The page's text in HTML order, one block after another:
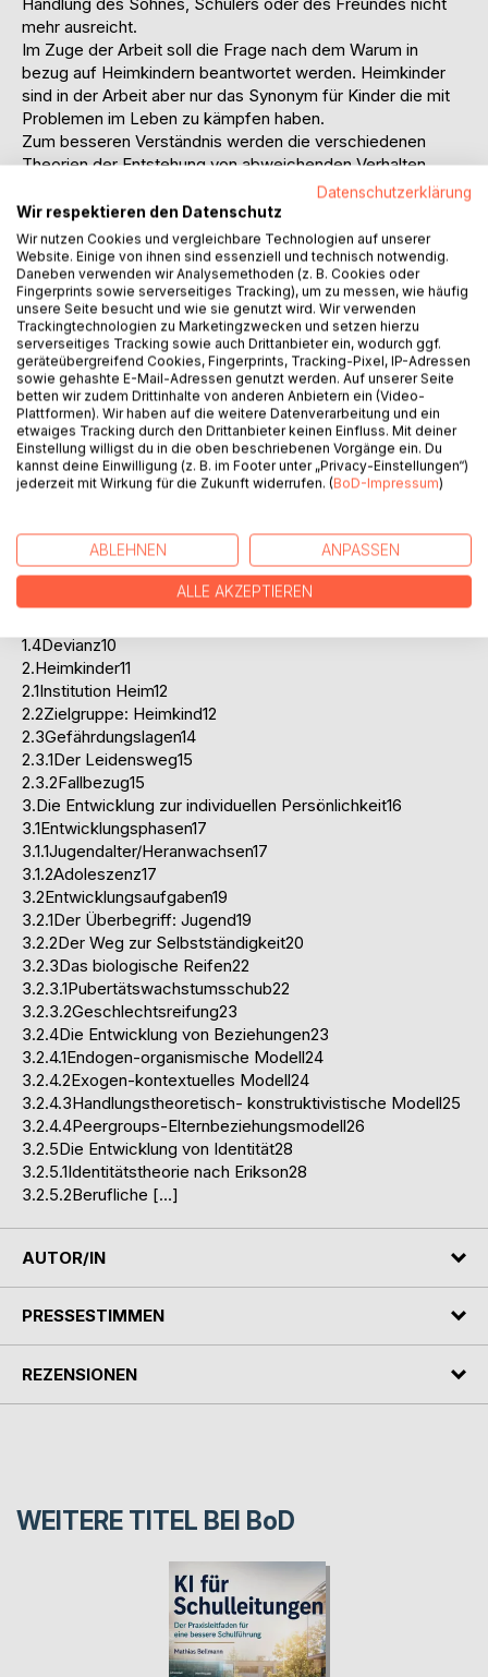
Handlung des Sohnes, Schülers oder des Freundes nicht
mehr ausreicht.
Im Zuge der Arbeit soll die Frage nach dem Warum in
bezug auf Heimkindern beantwortet werden. Heimkinder
sind in der Arbeit aber nur das Synonym für Kinder die mit
Problemen im Leben zu kämpfen haben.
Zum besseren Verständnis werden die verschiedenen
Theorien der Entstehung von abweichenden Verhalten
Der Hauptteil der Arbeit beschäftigt sich mit der Frage wie
durch moralische Erziehung deviantem Verhalten
vorgebeugt werden kann.
Ich gehe auf die gesellschaftlichen, familiären und
wirtschaftlichen Probleme ein, welche die
Heranwachsenden zu abweichenden Taten bewegen.
Die Idee meine Arbeit im Internet auszustellen ergab sich
durch die Idee Anderen bei der Suche nach dem Warum zu
helfen!!!
Inhaltsverzeichnis:Inhaltsverzeichnis:
0.Einleitung4
1.Begriffsklärungen7
1.2Jugend7
1.3Moral8
1.3.1Normen9
1.4Devianz10
2.Heimkinder11
2.1Institution Heim12
2.2Zielgruppe: Heimkind12
2.3Gefährdungslagen14
2.3.1Der Leidensweg15
2.3.2Fallbezug15
3.Die Entwicklung zur individuellen Persönlichkeit16
3.1Entwicklungsphasen17
3.1.1Jugendalter/Heranwachsen17
3.1.2Adoleszenz17
3.2Entwicklungsaufgaben19
3.2.1Der Überbegriff: Jugend19
3.2.2Der Weg zur Selbstständigkeit20
3.2.3Das biologische Reifen22
3.2.3.1Pubertätswachstumsschub22
3.2.3.2Geschlechtsreifung23
3.2.4Die Entwicklung von Beziehungen23
3.2.4.1Endogen-organismische Modell24
3.2.4.2Exogen-kontextuelles Modell24
3.2.4.3Handlungstheoretisch- konstruktivistische Modell25
3.2.4.4Peergroups-Elternbeziehungsmodell26
3.2.5Die Entwicklung von Identität28
3.2.5.1Identitätstheorie nach Erikson28
3.2.5.2Berufliche […]
AUTOR/IN
PRESSESTIMMEN
REZENSIONEN
WEITERE TITEL BEI BoD
Datenschutzerklärung
Wir respektieren den Datenschutz
Wir nutzen Cookies und vergleichbare Technologien auf unserer
Website. Einige von ihnen sind essenziell und technisch notwendig.
Daneben verwenden wir Analysemethoden (z. B. Cookies oder
Fingerprints sowie serverseitiges Tracking), um zu messen, wie häufig
unsere Seite besucht und wie sie genutzt wird. Wir verwenden
Trackingtechnologien zu Marketingzwecken und setzen hierzu
serverseitiges Tracking sowie auch Drittanbieter ein, wodurch ggf.
geräteübergreifend Cookies, Fingerprints, Tracking-Pixel, IP-Adressen
sowie gehashte E-Mail-Adressen genutzt werden. Auf unserer Seite
betten wir zudem Drittinhalte von anderen Anbietern ein (Video-
Plattformen). Wir haben auf die weitere Datenverarbeitung und ein
etwaiges Tracking durch den Drittanbieter keinen Einfluss. Mit deiner
Einstellung willigst du in die oben beschriebenen Vorgänge ein. Du
kannst deine Einwilligung (z. B. im Footer unter „Privacy-Einstellungen“)
jederzeit mit Wirkung für die Zukunft widerrufen. (BoD-Impressum)
ABLEHNEN ANPASSEN
ALLE AKZEPTIEREN